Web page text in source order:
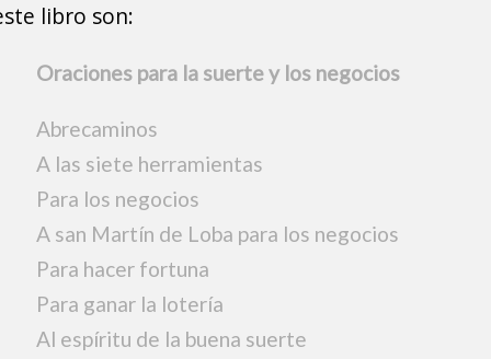
libro son:
Oraciones para la suerte y los negocios
Abrecaminos
A las siete herramientas
Para los negocios
A san Martín de Loba para los negocios
Para hacer fortuna
Para ganar la lotería
Al espíritu de la buena suerte